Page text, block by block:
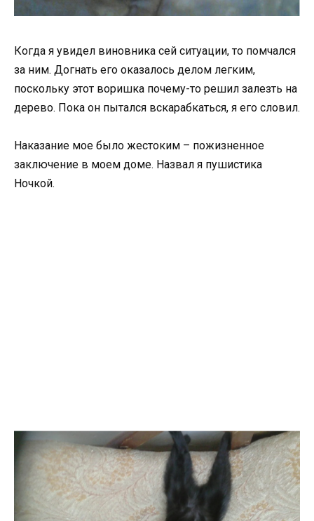
Когда я увидел виновника сей ситуации, то помчался
за ним. Догнать его оказалось делом легким,
поскольку этот воришка почему-то решил залезть на
дерево. Пока он пытался вскарабкаться, я его словил.
Наказание мое было жестоким – пожизненное
заключение в моем доме. Назвал я пушистика
Ночкой.